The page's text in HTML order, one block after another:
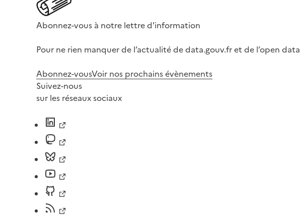
Abonnez-vous à notre lettre d'information
Pour ne rien manquer de l’actualité de data.gouv.fr et de l’open
Abonnez-vousVoir nos prochains évènements
Suivez-nous
sur les réseaux sociaux